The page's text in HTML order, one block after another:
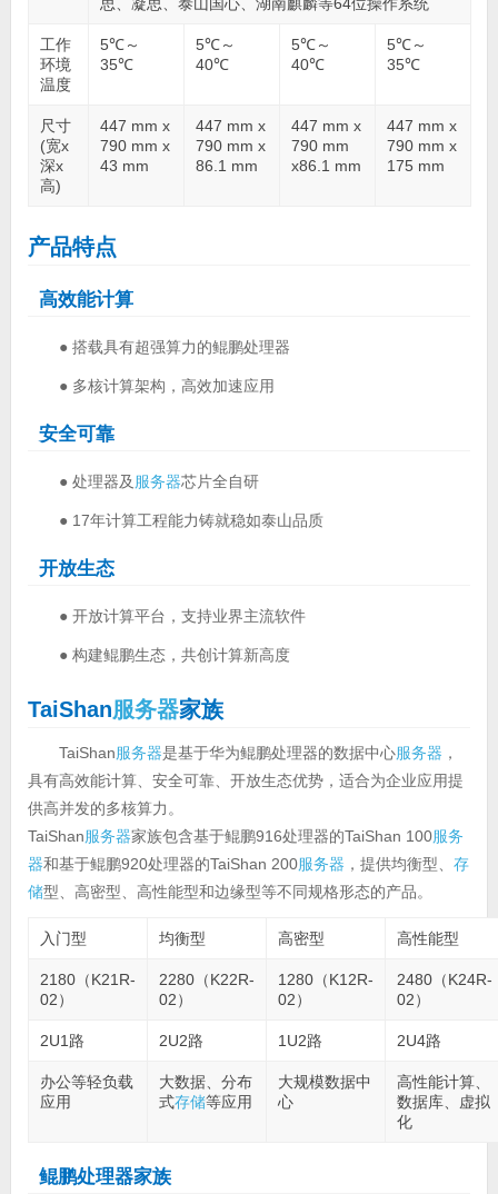
工作
环境
温度
5℃～
35℃
5℃～
40℃
5℃～
40℃
5℃～
35℃
尺寸
(宽x
深x
高)
447 mm x
790 mm x
43 mm
447 mm x
790 mm x
86.1 mm
447 mm x
790 mm
x86.1 mm
447 mm x
790 mm x
175 mm
产品特点
高效能计算
● 搭载具有超强算力的鲲鹏处理器
● 多核计算架构，高效加速应用
安全可靠
● 处理器及服务器芯片全自研
● 17年计算工程能力铸就稳如泰山品质
开放生态
● 开放计算平台，支持业界主流软件
● 构建鲲鹏生态，共创计算新高度
TaiShan服务器家族
TaiShan服务器是基于华为鲲鹏处理器的数据中心服务器 ，
具有高效能计算、安全可靠、开放生态优势，适合为企业应用提
供高并发的多核算力。
TaiShan服务器家族包含基于鲲鹏916处理器的TaiShan 100服务
器和基于鲲鹏920处理器的TaiShan 200服务器 ，提供均衡型、 存
储型、高密型、高性能型和边缘型等不同规格形态的产品。
入门型 均衡型 高密型 高性能型
2180（K21R-
02）
2280（K22R-
02）
1280（K12R-
02）
2480（K24R-
02）
2U1路 2U2路 1U2路 2U4路
办公等轻负载
应用
大数据、分布
式存储等应用
大规模数据中
心
高性能计算、
数据库、虚拟
化
鲲鹏处理器家族